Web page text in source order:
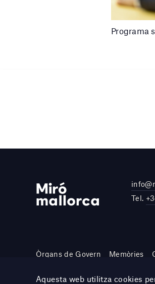
Programa
Tel.
Òrgans de Govern Memòries
Site by DOMO—A
Aquesta web utilitza cookies